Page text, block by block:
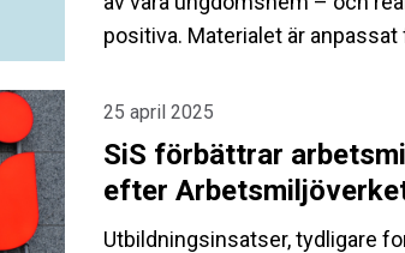
positiva. Materialet är
lättare att förstå och prata om.
25 april 2025
SiS förbättrar
efter
Utbildningsinsatser, tydligare